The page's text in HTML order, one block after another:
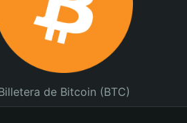
de Bitcoin (BTC)